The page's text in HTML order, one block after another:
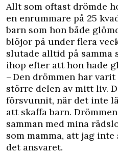
Allt som oftast drömde
en enrummare på 25
barn som hon både
blöjor på under flera
slutade alltid på samma
ihop efter att hon hade
– Den drömmen har
större delen av mitt liv.
försvunnit, när det inte
att skaffa barn.
samman med mina
som mamma, att jag
det ansvaret.